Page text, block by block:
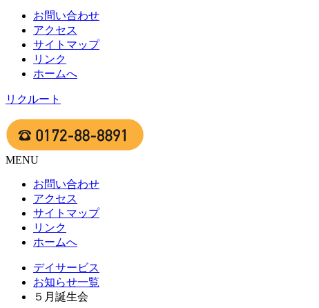
お問い合わせ
アクセス
サイトマップ
リンク
ホームへ
リクルート
MENU
お問い合わせ
アクセス
サイトマップ
リンク
ホームへ
デイサービス
お知らせ一覧
５月誕生会